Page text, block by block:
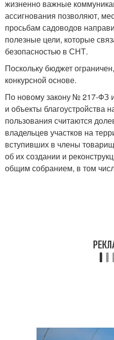
жизненно важные
ассигнования позволяют,
просьбам садоводов
полезные цели, которые
безопасностью в СНТ.
Поскольку бюджет
конкурсной основе.
По новому закону № 217-ФЗ
и объекты благоустройства
пользования считаются
владельцев участков на
вступивших в члены
об их создании и
общим собранием, в том